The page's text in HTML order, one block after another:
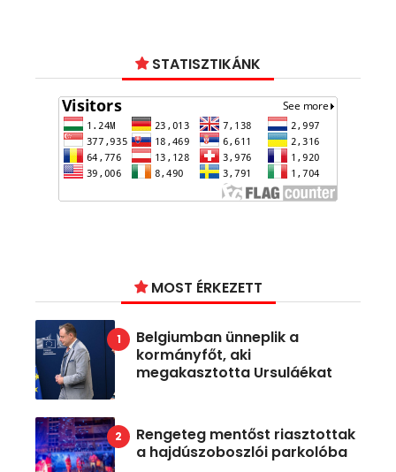
STATISZTIKÁNK
MOST ÉRKEZETT
Belgiumban ünneplik a
kormányfőt, aki
megakasztotta Ursuláékat
Rengeteg mentőst riasztottak
a hajdúszoboszlói parkolóba